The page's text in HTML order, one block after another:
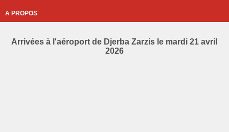
A PROPOS
Arrivées à l'aéroport de Djerba Zarzis le mardi 21 avril
2026